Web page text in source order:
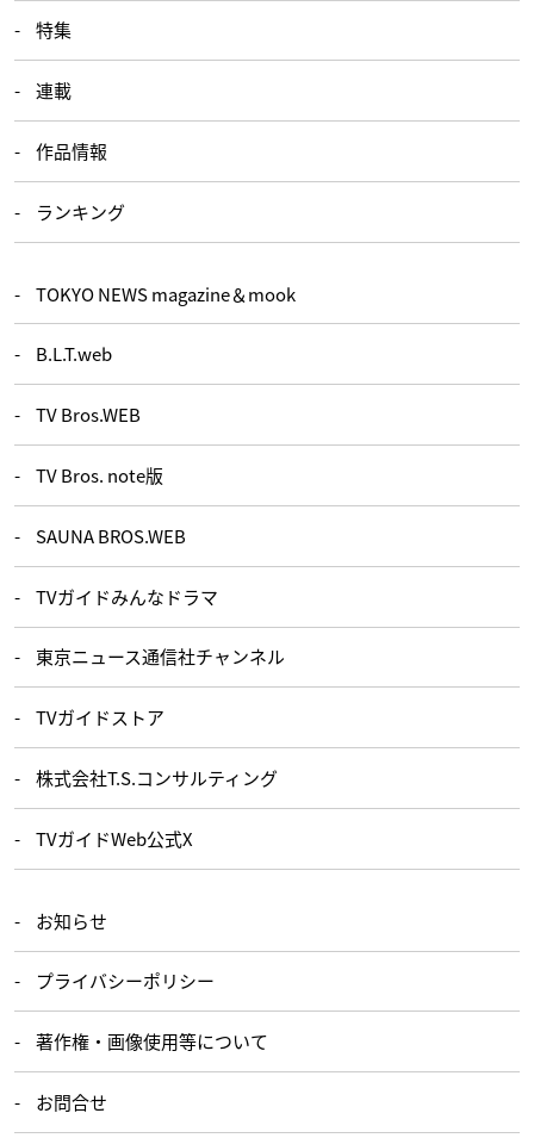
特集
連載
作品情報
ランキング
TOKYO NEWS magazine＆mook
B.L.T.web
TV Bros.WEB
TV Bros. note版
SAUNA BROS.WEB
TVガイドみんなドラマ
東京ニュース通信社チャンネル
TVガイドストア
株式会社T.S.コンサルティング
TVガイドWeb公式X
お知らせ
プライバシーポリシー
著作権・画像使用等について
お問合せ